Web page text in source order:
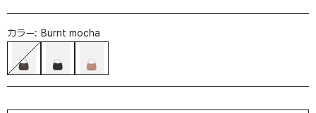
カラー: Burnt mocha
Burnt mocha